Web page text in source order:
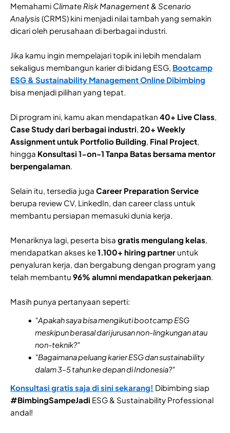
Memahami Climate Risk Management & Scenario
Analysis (CRMS) kini menjadi nilai tambah yang semakin
dicari oleh perusahaan di berbagai industri.
Jika kamu ingin mempelajari topik ini lebih mendalam
sekaligus membangun karier di bidang ESG, Bootcamp
ESG & Sustainability Management Online Dibimbing
bisa menjadi pilihan yang tepat.
Di program ini, kamu akan mendapatkan 40+ Live Class,
Case Study dari berbagai industri, 20+ Weekly
Assignment untuk Portfolio Building, Final Project,
hingga Konsultasi 1-on-1 Tanpa Batas bersama mentor
berpengalaman.
Selain itu, tersedia juga Career Preparation Service
berupa review CV, LinkedIn, dan career class untuk
membantu persiapan memasuki dunia kerja.
Menariknya lagi, peserta bisa gratis mengulang kelas,
mendapatkan akses ke1.100+ hiring partner untuk
penyaluran kerja, dan bergabung dengan program yang
telah membantu 96% alumni mendapatkan pekerjaan.
Masih punya pertanyaan seperti:
"Apakah saya bisa mengikuti bootcamp ESG
meskipun berasal dari jurusan non-lingkungan atau
non-teknik?"
"Bagaimana peluang karier ESG dan sustainability
dalam 3–5 tahun ke depan di Indonesia?"
Konsultasi gratis saja di sini sekarang! Dibimbing siap
#BimbingSampeJadi ESG & Sustainability Professional
andal!